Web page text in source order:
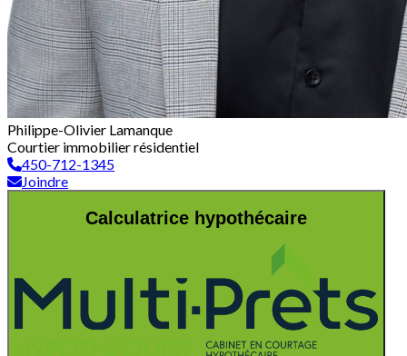
Philippe-Olivier Lamanque
Courtier immobilier résidentiel
450-712-1345
Joindre
Calculatrice hypothécaire